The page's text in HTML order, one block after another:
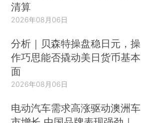
清算
2026年08月06日
分析｜贝森特操盘稳日元，操
作巧思能否撬动美日货币基本
面
2026年08月06日
电动汽车需求高涨驱动澳洲车